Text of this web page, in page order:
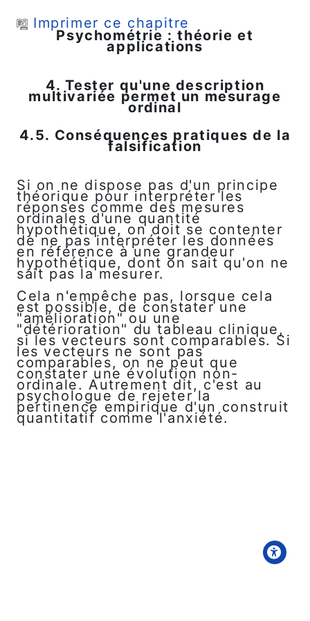
Imprimer ce chapitre
Psychométrie : théorie et
applications
4. Tester qu'une description
multivariée permet un mesurage
ordinal
4.5. Conséquences pratiques de la
falsification
Si on ne dispose pas d'un principe
théorique pour interpréter les
réponses comme des mesures
ordinales d'une quantité
hypothétique, on doit se contenter
de ne pas interpréter les données
en référence à une grandeur
hypothétique, dont on sait qu'on ne
sait pas la mesurer.
Cela n'empêche pas, lorsque cela
est possible, de constater une
"amélioration" ou une
"détérioration" du tableau clinique,
si les vecteurs sont comparables. Si
les vecteurs ne sont pas
comparables, on ne peut que
constater une évolution non-
ordinale. Autrement dit, c'est au
psychologue de rejeter la
pertinence empirique d'un construit
quantitatif comme l'anxiété.